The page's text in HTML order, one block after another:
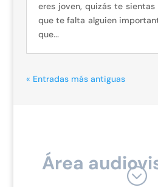
eres joven, quizás te
que te falta alguien
que...
« Entradas más antiguas
Área
;